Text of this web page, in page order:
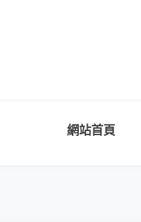
網站首頁